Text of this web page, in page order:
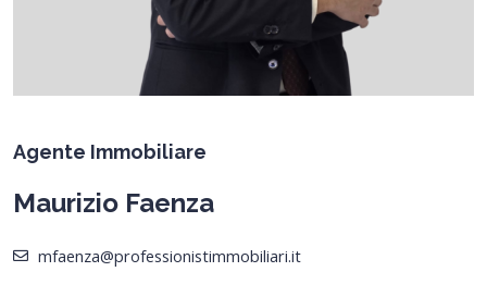
Agente Immobiliare
Maurizio Faenza
mfaenza@professionistimmobiliari.it